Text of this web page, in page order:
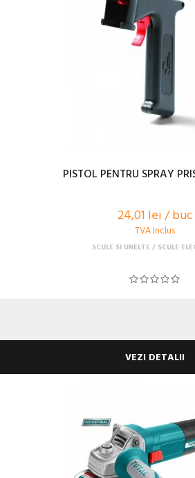
PISTOL PENTRU SPRAY
24,01 lei / buc
TVA Inclus
SCULE SI UNELTE SCULE
VEZI DETALII